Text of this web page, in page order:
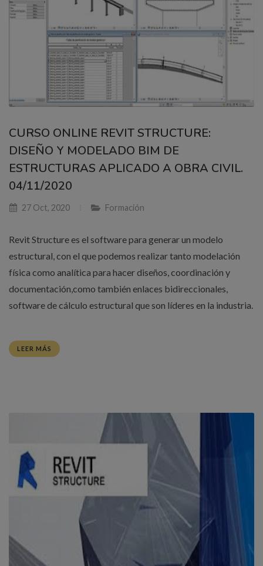
CURSO ONLINE REVIT STRUCTURE:
DISEÑO Y MODELADO BIM DE
ESTRUCTURAS APLICADO A OBRA CIVIL.
04/11/2020
27 Oct, 2020 Formación
Revit Structure es el software para generar un modelo
estructural, con el que podemos realizar tanto modelación
física como analítica para hacer diseños, coordinación y
documentación,como también enlaces bidireccionales,
software de cálculo estructural que son líderes en la industria.
LEER MÁS